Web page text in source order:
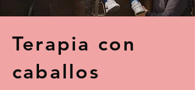
Terapia con
caballos